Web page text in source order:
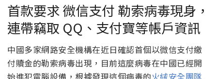
首款要求 微信支付 勒索病毒現身，
連帶竊取 QQ、支付寶等帳戶資訊
中國多家網路安全機構在近日確認首個以微信支付繳
付贖金的勒索病毒出現，目前這麼病毒在中國已經開
始進犯電腦設備，根據發現這個病毒的火絨安全團隊